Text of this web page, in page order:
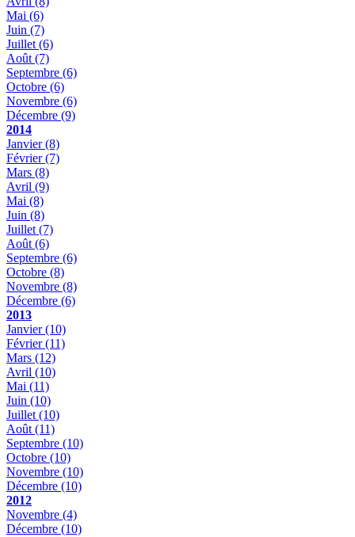
Mai (6)
Juin (7)
Juillet(6)
Août(7)
Septembre (6)
Octobre (6)
Novembre (6)
Décembre (9)
2014
Janvier(8)
Février(7)
Mars (8)
Avril (9)
Mai (8)
Juin (8)
Juillet(7)
Août(6)
Septembre (6)
Octobre (8)
Novembre (8)
Décembre (6)
2013
Janvier(10)
Février(11)
Mars (12)
Avril (10)
Mai (11)
Juin (10)
Juillet(10)
Août(11)
Septembre (10)
Octobre (10)
Novembre (10)
Décembre (10)
2012
Novembre (4)
Décembre (10)